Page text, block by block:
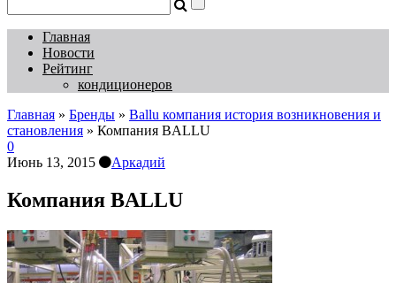
Главная
Новости
Рейтинг
кондиционеров
Главная » Бренды » Ballu компания история возникновения и
становления » Компания BALLU
0
Июнь 13, 2015
Аркадий
Компания BALLU